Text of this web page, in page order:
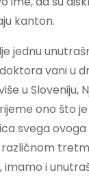
kanton.
jednu
vani u
u Sloveniju,
ono što
svega
i